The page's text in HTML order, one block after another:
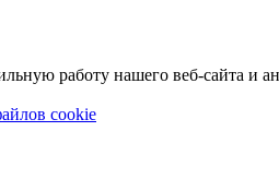
работу нашего веб-сайта и
cookie